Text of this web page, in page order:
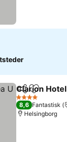
Del Legg til i
Clarion Hotel
4 Stjerner
8,6 Fantastisk
Helsingborg